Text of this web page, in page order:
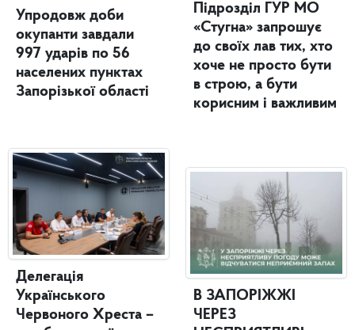
Упродовж доби
окупанти завдали
997 ударів по 56
населених пунктах
Запорізької області
Делегація
Українського
Червоного Хреста –
Підрозділ ГУР МО
«Стугна» запрошує
до своїх лав тих, хто
хоче не просто бути
в строю, а бути
корисним і важливим
В ЗАПОРІЖЖІ
ЧЕРЕЗ